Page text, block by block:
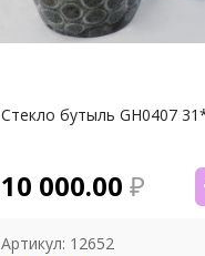
Стекло бутыль GH0407
10 000.00
Артикул: 12652